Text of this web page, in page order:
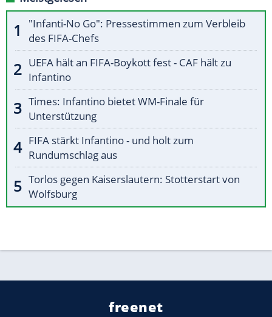
"Infanti-No Go": Pressestimmen zum Verbleib
des FIFA-Chefs
UEFA hält an FIFA-Boykott fest - CAF hält zu
Infantino
Times: Infantino bietet WM-Finale für
Unterstützung
FIFA stärkt Infantino - und holt zum
Rundumschlag aus
Torlos gegen Kaiserslautern: Stotterstart von
Wolfsburg
freenet